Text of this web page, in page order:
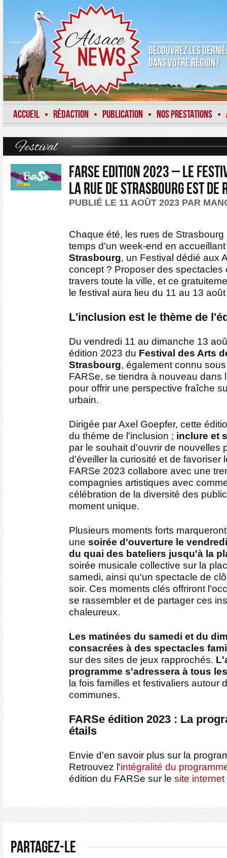
DÉCOUVREZ LES
DANS VOTRE RÉGION !
ACCUEIL • RÉDACTION • PUBLICATION • NOS PRESTATIONS •
Festival
FARSe Edition 2023 – Le
la Rue de Strasbourg est
PUBLIÉ LE 11 AOÛT 2023 PAR
Chaque été, les rues de
temps d'un week-end en
Strasbourg, un Festival dédié aux
concept ? Proposer des spectacles
travers toute la ville, et ce
le festival aura lieu du 11 au 13
L'inclusion est le thème de
Du vendredi 11 au dimanche 13
édition 2023 du Festival des Arts
Strasbourg, également connu
FARSe, se tiendra à nouveau dans
pour offrir une perspective fraîche
urbain.
Dirigée par Axel Goepfer, cette
du thème de l'inclusion ; inclure et
par le souhait d'ouvrir de nouvelles
d'éveiller la curiosité et de favoriser
FARSe 2023 collabore avec une
compagnies artistiques avec
célébration de la diversité des
moment unique.
Plusieurs moments forts
une soirée d'ouverture le
du quai des bateliers jusqu'à la
soirée musicale collective sur la
samedi, ainsi qu'un spectacle de
soir. Ces moments clés offriront
se rassembler et de partager ces
chaleureux.
Les matinées du samedi et du
consacrées à des spectacles
sur des sites de jeux rapprochés.
programme s'adressera à tous
la fois familles et festivaliers autour
communes.
FARSe édition 2023 : La
étails
Envie d'en savoir plus sur la
Retrouvez l'intégralité du
édition du FARSe sur le site
PARTAGEZ-LE